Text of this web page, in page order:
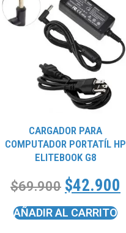
CARGADOR PARA
COMPUTADOR PORTATÍL HP
ELITEBOOK G8
$69.900 $42.900
AÑADIR AL CARRITO